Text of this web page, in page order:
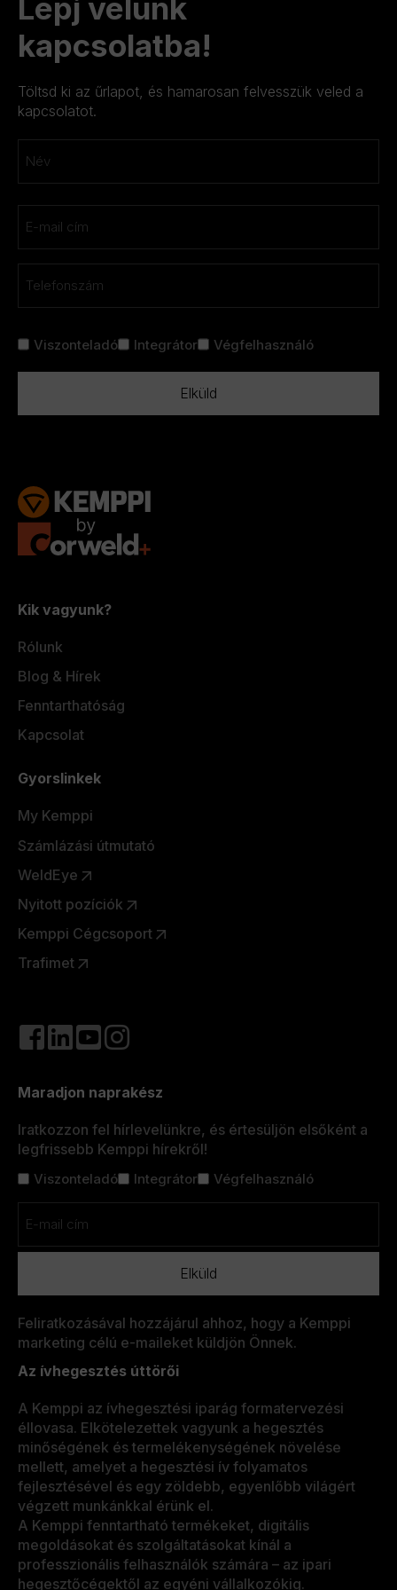
Lépj velünk
kapcsolatba!
Töltsd ki az űrlapot, és hamarosan felvesszük veled a
kapcsolatot.
nélkül
*
Viszonteladó Integrátor Végfelhasználó
Kik vagyunk?
Rólunk
Blog & Hírek
Fenntarthatóság
Kapcsolat
Gyorslinkek
My Kemppi
Számlázási útmutató
WeldEye
Nyitott pozíciók
Kemppi Cégcsoport
Trafimet
Maradjon naprakész
Iratkozzon fel hírlevelünkre, és értesüljön elsőként a
legfrissebb Kemppi hírekről!
CímViszonteladó Integrátor Végfelhasználó
(Kötelező)
Feliratkozásával hozzájárul ahhoz, hogy a Kemppi
marketing célú e-maileket küldjön Önnek.
Az ívhegesztés úttörői
A Kemppi az ívhegesztési iparág formatervezési
éllovasa. Elkötelezettek vagyunk a hegesztés
minőségének és termelékenységének növelése
mellett, amelyet a hegesztési ív folyamatos
fejlesztésével és egy zöldebb, egyenlőbb világért
végzett munkánkkal érünk el.
A Kemppi fenntartható termékeket, digitális
megoldásokat és szolgáltatásokat kínál a
professzionális felhasználók számára – az ipari
hegesztőcégektől az egyéni vállalkozókig.